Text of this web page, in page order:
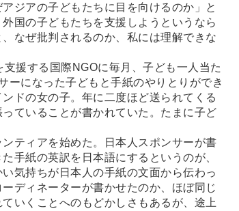
ジアの子どもたちに目を向けるのか」と
国の子どもたちを支援しようというなら
なぜ批判されるのか、私には理解できな
援する国際NGOに毎月、子ども一人当た
ーになった子どもと手紙のやりとりができ
ドの女の子。年に二度ほど送られてくる
ていることが書かれていた。たまに子ど
ティアを始めた。日本人スポンサーが書
手紙の英訳を日本語にするというのが、
気持ちが日本人の手紙の文面から伝わっ
ディネーターが書かせたのか、ほぼ同じ
いくことへのもどかしさもあるが、途上